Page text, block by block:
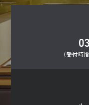
（受付時